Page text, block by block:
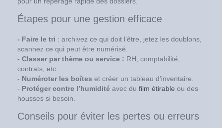
Étapes pour une gestion efficace
- Faire le tri : archivez ce qui doit l’être, jetez les doublons,
scannez ce qui peut être numérisé.
- Classer par thème ou service : RH, comptabilité,
contrats, etc.
- Numéroter les boîtes et créer un tableau d’inventaire.
- Protéger contre l’humidité avec du film étirable ou des
housses si besoin.
Conseils pour éviter les pertes ou erreurs